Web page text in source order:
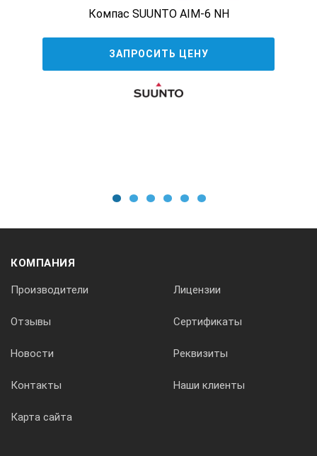
Компас SUUNTO AIM-6 NH
ЗАПРОСИТЬ ЦЕНУ
КОМПАНИЯ
Производители Лицензии
Отзывы Сертификаты
Новости Реквизиты
Контакты Наши клиенты
Карта сайта